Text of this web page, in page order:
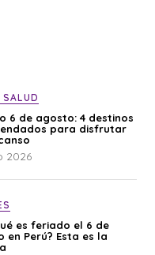
6 de agosto: 4 destinos
para disfrutar
2026
es feriado el 6 de
en Perú? Esta es la